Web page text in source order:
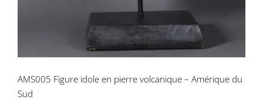
AMS005 Figure idole en pierre volcanique – Amérique du
Sud